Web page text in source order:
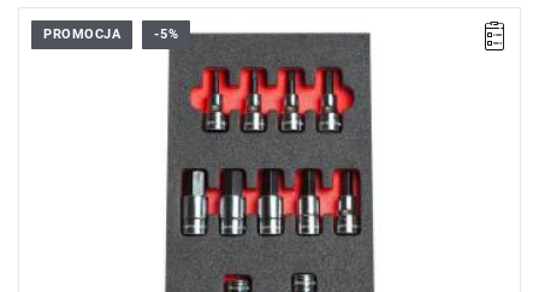
Zakres zestawu: 5 - 19 mm,
Ilość elementów: 14.
PROMOCJA -5%